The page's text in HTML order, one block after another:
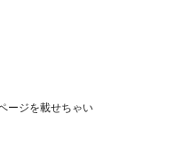
ージを載せちゃい